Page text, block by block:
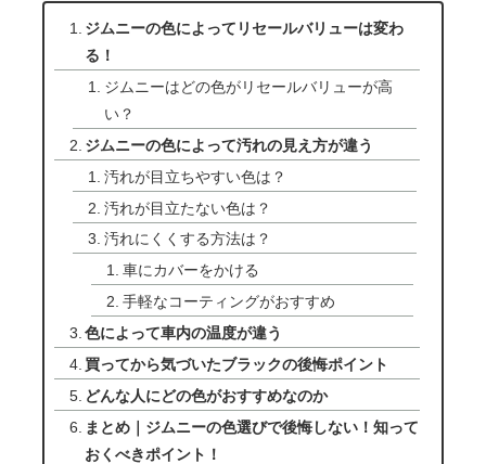
ジムニーの色によってリセールバリューは変わ
る！
ジムニーはどの色がリセールバリューが高
い？
ジムニーの色によって汚れの見え方が違う
汚れが目立ちやすい色は？
汚れが目立たない色は？
汚れにくくする方法は？
車にカバーをかける
手軽なコーティングがおすすめ
色によって車内の温度が違う
買ってから気づいたブラックの後悔ポイント
どんな人にどの色がおすすめなのか
まとめ｜ジムニーの色選びで後悔しない！知って
おくべきポイント！